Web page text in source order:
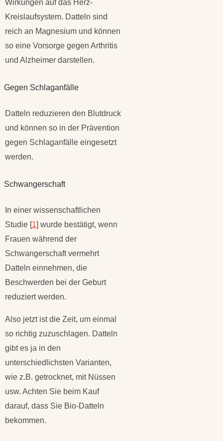
Wirkungen auf das Herz-
Kreislaufsystem. Datteln sind
reich an Magnesium und können
so eine Vorsorge gegen Arthritis
und Alzheimer darstellen.
Gegen Schlaganfälle
Datteln reduzieren den Blutdruck
und können so in der Prävention
gegen Schlaganfälle eingesetzt
werden.
Schwangerschaft
In einer wissenschaftlichen
Studie [1] wurde bestätigt, wenn
Frauen während der
Schwangerschaft vermehrt
Datteln einnehmen, die
Beschwerden bei der Geburt
reduziert werden.
Also jetzt ist die Zeit, um einmal
so richtig zuzuschlagen. Datteln
gibt es ja in den
unterschiedlichsten Varianten,
wie z.B. getrocknet, mit Nüssen
usw. Achten Sie beim Kauf
darauf, dass Sie Bio-Datteln
bekommen.